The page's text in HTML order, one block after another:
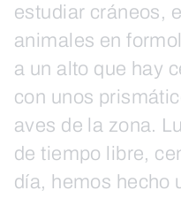
estudiar cráneos,
animales en
a un alto que hay
con unos
aves de la zona.
de tiempo libre,
día, hemos hecho